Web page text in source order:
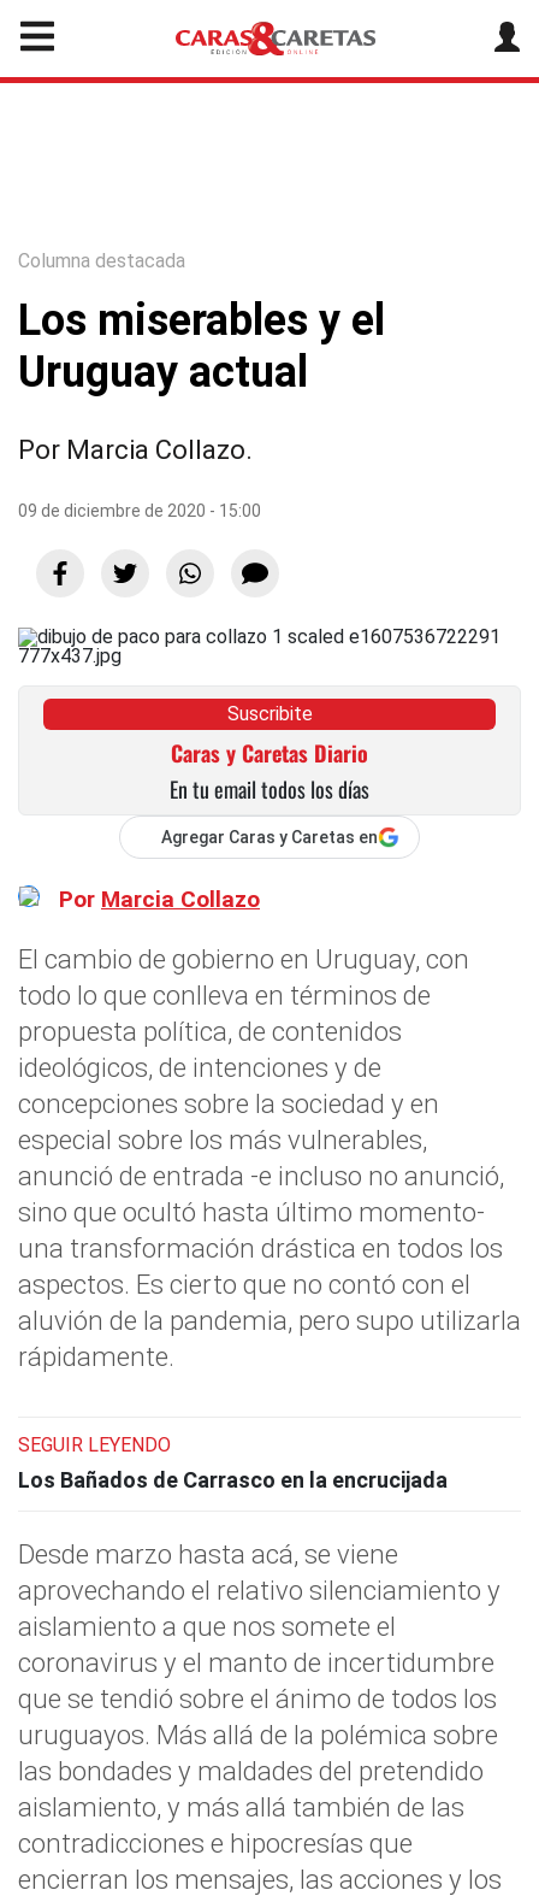
Columna destacada
Los miserables y el
Uruguay actual
Por Marcia Collazo.
09 de diciembre de 2020 - 15:00
Suscribite
Caras y Caretas Diario
En tu email todos los días
Agregar Caras y Caretas en
Por Marcia Collazo
El cambio de gobierno en Uruguay, con
todo lo que conlleva en términos de
propuesta política, de contenidos
ideológicos, de intenciones y de
concepciones sobre la sociedad y en
especial sobre los más vulnerables,
anunció de entrada -e incluso no anunció,
sino que ocultó hasta último momento-
una transformación drástica en todos los
aspectos. Es cierto que no contó con el
aluvión de la pandemia, pero supo utilizarla
rápidamente.
SEGUIR LEYENDO
Los Bañados de Carrasco en la encrucijada
Desde marzo hasta acá, se viene
aprovechando el relativo silenciamiento y
aislamiento a que nos somete el
coronavirus y el manto de incertidumbre
que se tendió sobre el ánimo de todos los
uruguayos. Más allá de la polémica sobre
las bondades y maldades del pretendido
aislamiento, y más allá también de las
contradicciones e hipocresías que
encierran los mensajes, las acciones y los